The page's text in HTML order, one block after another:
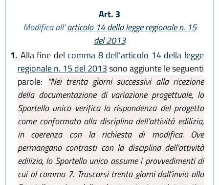
Art. 3
Modifica all’articolo 14 della legge regionale n. 15
del 2013
1. Alla fine del comma 8 dell’articolo 14 della legge
regionale n. 15 del 2013sono aggiunte le seguenti
parole: “Nei trenta giorni successivi alla ricezione
della documentazione di variazione progettuale, lo
Sportello unico verifica la rispondenza del progetto
come conformato alla disciplina dell’attività edilizia,
in coerenza con la richiesta di modifica. Ove
permangano contrasti con la disciplina dell’attività
edilizia, lo Sportello unico assume i provvedimenti di
cui al comma 7. Trascorsi trenta giorni dall’invio allo